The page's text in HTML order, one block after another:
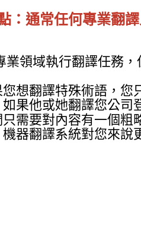
：通常任何專業翻
業領域執行翻譯任務
想翻譯特殊術語，
如果他或她翻譯您公
需要對內容有一個粗
器翻譯系統對您來說